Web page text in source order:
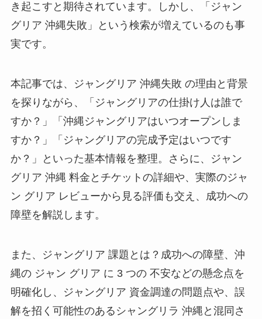
き起こすと期待されています。しかし、「ジャン
グリア 沖縄失敗」という検索が増えているのも事
実です。
本記事では、ジャングリア 沖縄失敗 の理由と背景
を探りながら、「ジャングリアの仕掛け人は誰で
すか？」「沖縄ジャングリアはいつオープンしま
すか？」「ジャングリアの完成予定はいつです
か？」といった基本情報を整理。さらに、ジャン
グリア 沖縄 料金とチケットの詳細や、実際のジャ
ン グリア レビューから見る評価も交え、成功への
障壁を解説します。
また、ジャングリア 課題とは？成功への障壁、沖
縄の ジャン グリア に 3 つの 不安などの懸念点を
明確化し、ジャングリア 資金調達の問題点や、誤
解を招く可能性のあるシャングリラ 沖縄と混同さ